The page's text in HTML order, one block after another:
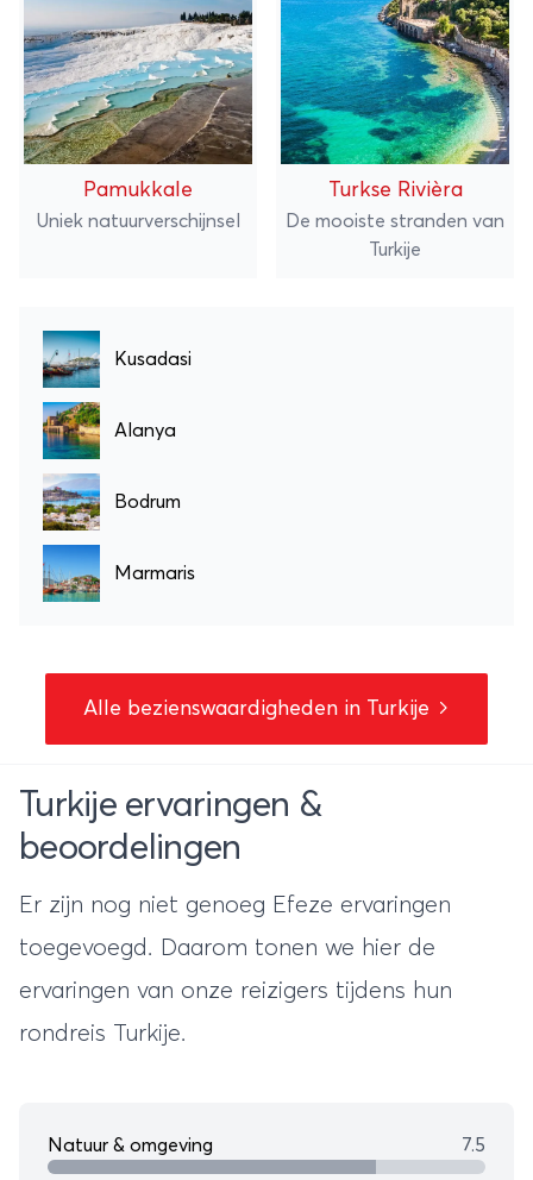
Pamukkale
Uniek natuurverschijnsel
Turkse Rivièra
De mooiste stranden van
Turkije
Kusadasi
Alanya
Bodrum
Marmaris
Alle bezienswaardigheden in Turkije
Turkije ervaringen &
beoordelingen
Er zijn nog niet genoeg Efeze ervaringen
toegevoegd. Daarom tonen we hier de
ervaringen van onze reizigers tijdens hun
rondreis Turkije.
Natuur & omgeving 7.5